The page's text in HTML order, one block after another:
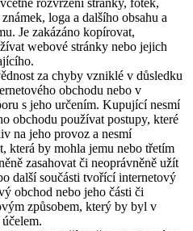
loga a dalšího obsahu a
Je zakázáno kopírovat,
webové stránky nebo jejich
za chyby vzniklé v důsledku
obchodu nebo v
s jeho určením. Kupující nesmí
obchodu používat postupy, které
na jeho provoz a nesmí
která by mohla jemu nebo třetím
zasahovat či neoprávněně užít
další součásti tvořící internetový
obchod nebo jeho části či
způsobem, který by byl v